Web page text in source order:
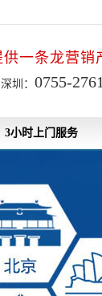
一条龙营销
深圳： 0755-
3小时上门服务